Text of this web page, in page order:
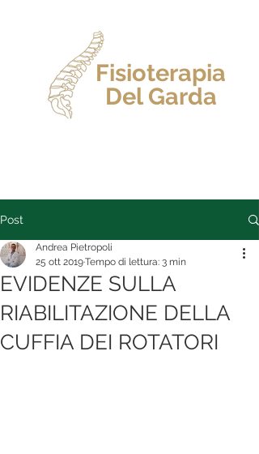
Fisioterapia
Del Garda
Post
EVIDENZE SULLA
RIABILITAZIONE DELLA
CUFFIA DEI ROTATORI
Andrea Pietropoli
25 ott 2019Tempo di lettura: 3 min